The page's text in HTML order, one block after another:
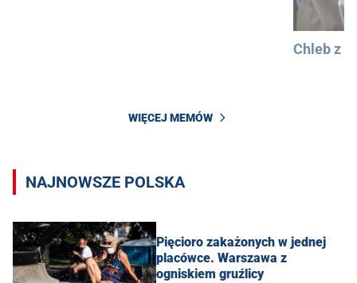
Chleb z
WIĘCEJ MEMÓW
NAJNOWSZE POLSKA
Pięcioro zakażonych w jednej
placówce. Warszawa z
ogniskiem gruźlicy